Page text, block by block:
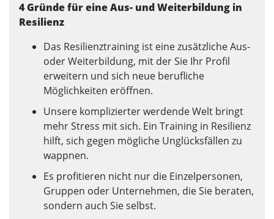
4 Gründe für eine Aus- und Weiterbildung in
Resilienz
Das Resilienztraining ist eine zusätzliche Aus-
oder Weiterbildung, mit der Sie Ihr Profil
erweitern und sich neue berufliche
Möglichkeiten eröffnen.
Unsere komplizierter werdende Welt bringt
mehr Stress mit sich. Ein Training in Resilienz
hilft, sich gegen mögliche Unglücksfällen zu
wappnen.
Es profitieren nicht nur die Einzelpersonen,
Gruppen oder Unternehmen, die Sie beraten,
sondern auch Sie selbst.